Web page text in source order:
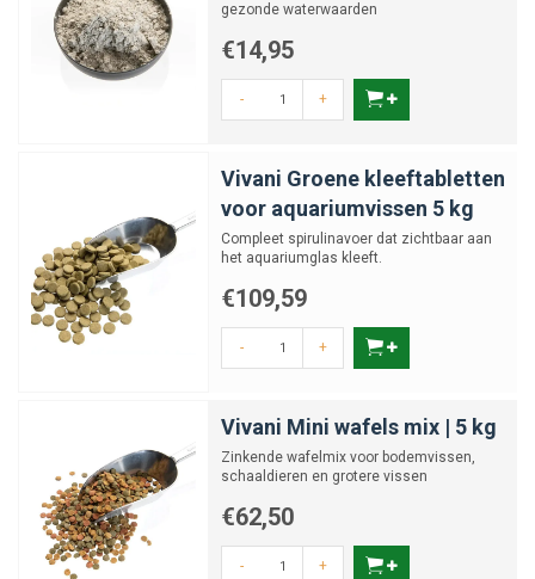
gezonde waterwaarden
€14,95
- +
Vivani Groene kleeftabletten
voor aquariumvissen 5 kg
Compleet spirulinavoer dat zichtbaar aan
het aquariumglas kleeft.
€109,59
- +
Vivani Mini wafels mix | 5 kg
Zinkende wafelmix voor bodemvissen,
schaaldieren en grotere vissen
€62,50
- +